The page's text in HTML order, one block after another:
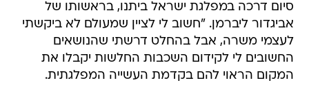
סיום דרכה במפלגת ישראל ביתנו, בראשותו של
אביגדור ליברמן. "חשוב לי לציין שמעולם לא ביקשתי
לעצמי משרה, אבל בהחלט דרשתי שהנושאים
החשובים לי לקידום השכבות החלשות יקבלו את
המקום הראוי להם בקדמת העשייה המפלגתית.